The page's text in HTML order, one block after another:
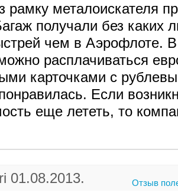
рамку металоискателя
получали без каких
чем в Аэрофлоте. В
расплачиваться
карточками с
Если
еще лететь, то
01.08.2013. Отзыв